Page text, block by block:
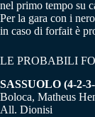
nel primo tempo su
Per la gara con i
in caso di forfait è
LE PROBABILI
SASSUOLO (4-2-
Boloca, Matheus
All. Dionisi